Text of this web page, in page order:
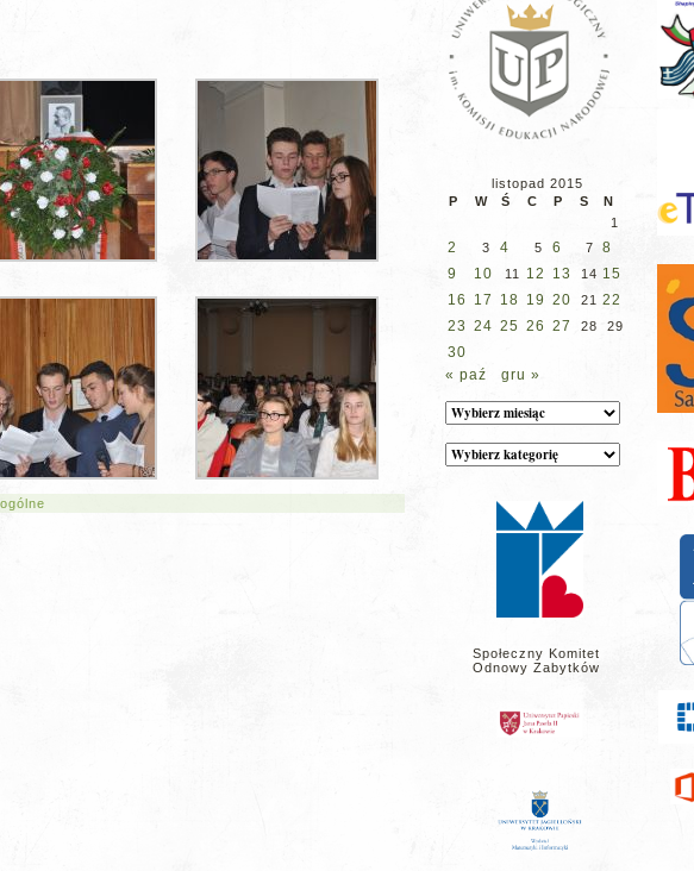
listopad 2015
P
W Ś C P S
N
1
2 3 4 5 6 7
8
9
10 11 12 13 14 15
16
17 18 19 20 21 22
23 24 25 26 27 28 29
30
« paź
gru »
Archiwum
Kategorie
wpisów
Społeczny Komitet
Odnowy Zabytków